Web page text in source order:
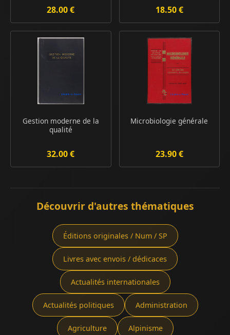
28.00 € 18.50 €
Gestion moderne de la
qualité
32.00 €
Microbiologie générale
23.90 €
Découvrir d'autres thématiques
Éditions originales / Num / SP
Livres avec envois / dédicaces
Actualités internationales
Actualités politiques Administration
Agriculture Alpinisme